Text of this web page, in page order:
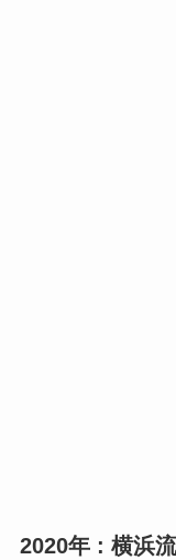
2020年 : 横浜